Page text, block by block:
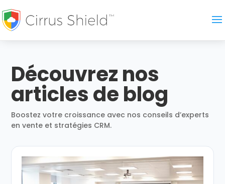
Découvrez nos
articles de blog
Boostez votre croissance avec nos conseils d’experts
en vente et stratégies CRM.